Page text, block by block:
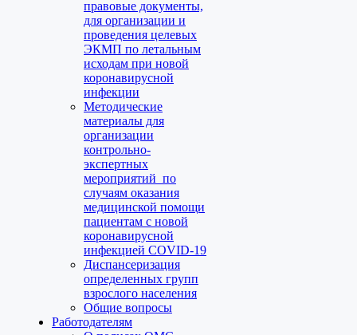
правовые документы,
для организации и
проведения целевых
ЭКМП по летальным
исходам при новой
коронавирусной
инфекции
Методические
материалы для
организации
контрольно-
экспертных
мероприятий по
случаям оказания
медицинской помощи
пациентам с новой
коронавирусной
инфекцией COVID-19
Диспансеризация
определенных групп
взрослого населения
Общие вопросы
Работодателям